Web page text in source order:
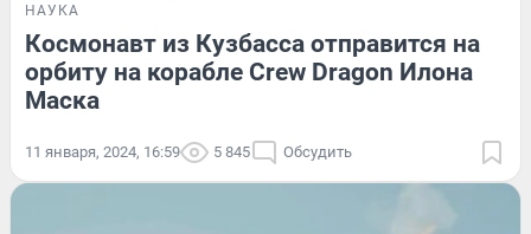
НАУКА
Космонавт из Кузбасса отправится на
орбиту на корабле Crew Dragon Илона
Маска
11 января, 2024, 16:59 5 845 Обсудить